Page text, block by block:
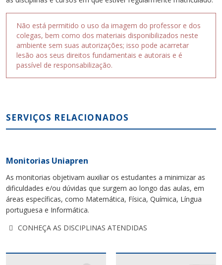
Não está permitido o uso da imagem do professor e dos
colegas, bem como dos materiais disponibilizados neste
ambiente sem suas autorizações; isso pode acarretar
lesão aos seus direitos fundamentais e autorais e é
passível de responsabilização.
SERVIÇOS RELACIONADOS
Monitorias Uniapren
As monitorias objetivam auxiliar os estudantes a minimizar as
dificuldades e/ou dúvidas que surgem ao longo das aulas, em
áreas específicas, como Matemática, Física, Química, Língua
portuguesa e Informática.
CONHEÇA AS DISCIPLINAS ATENDIDAS